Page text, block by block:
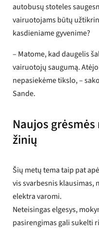
autobusų stoteles
vairuotojams būtų
kasdieniame gyvenime?
– Matome, kad daugelis
vairuotojų saugumą.
nepasiekėme tikslo, –
Sande.
Naujos
žinių
Šių metų tema taip pat
vis svarbesnis klausimas,
elektra varomi.
Neteisingas elgesys,
pasirengimas gali sukelti